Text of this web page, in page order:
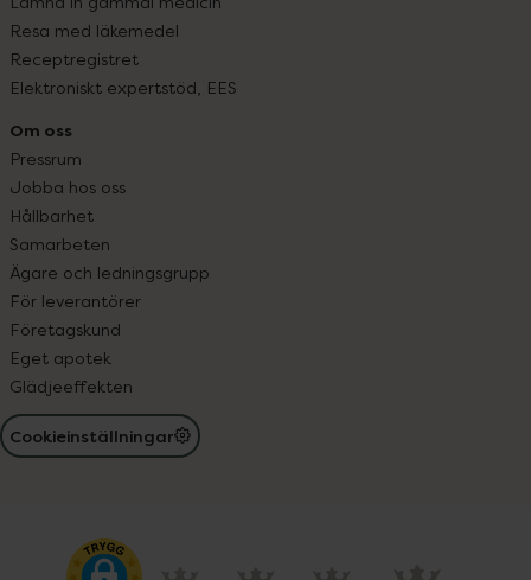
Resa med läkemedel
Receptregistret
Elektroniskt expertstöd, EES
Om oss
Pressrum
Jobba hos oss
Hållbarhet
Samarbeten
Ägare och ledningsgrupp
För leverantörer
Företagskund
Eget apotek
Glädjeeffekten
Cookieinställningar